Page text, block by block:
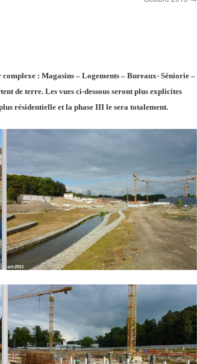
: Magasins – Logements – Bureaux- Séniorie –
de terre. Les vues ci-dessous seront plus explicites
résidentielle et la phase III le sera totalement.